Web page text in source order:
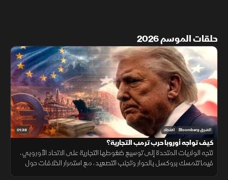
حلقات الموسم 2026
01:38 الشرق Bloomberg اقتصاد
كيف تواجه أوروبا حرب ترمب التجارية؟
تتجه الولايات المتحدة إلى توسيع ضغوطها التجارية على الاتحاد الأوروبي،
فيما تتمسك بروكسل بالحوار وتجنب التصعيد، مع استمرار الخلافات حول